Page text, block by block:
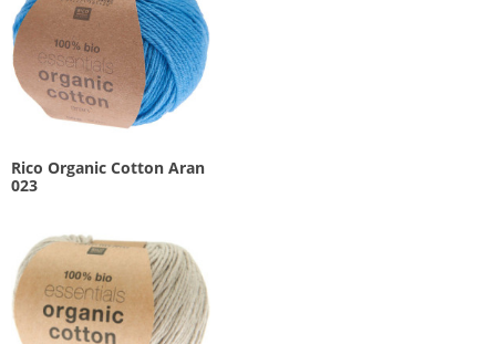
Rico Organic Cotton Aran
023